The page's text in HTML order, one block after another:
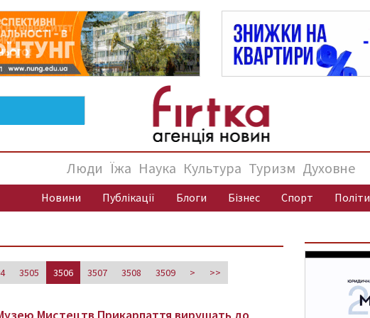
Люди Їжа Наука Культура Туризм Духовне
Новини Публікації Блоги Бізнес Спорт
3505 3506 3507 3508 3509 > >>
Мистецтв Прикарпаття вирушать до